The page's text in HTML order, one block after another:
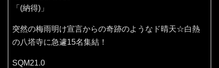
「(納得)」
突然の梅雨明け宣言からの奇跡のようなド晴天☆白熱
の八塔寺に急遽15名集結！
SQM21.0